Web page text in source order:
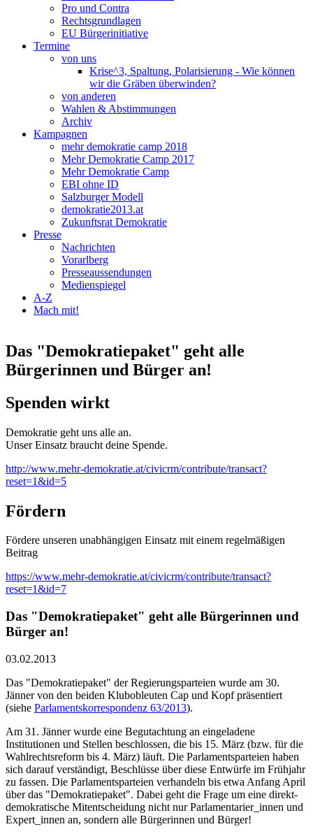
Pro und Contra
Rechtsgrundlagen
EU Bürgerinitiative
Termine
von uns
Krise^3, Spaltung, Polarisierung - Wie können
wir die Gräben überwinden?
von anderen
Wahlen & Abstimmungen
Archiv
Kampagnen
mehr demokratie camp 2018
Mehr Demokratie Camp 2017
Mehr Demokratie Camp
EBI ohne ID
Salzburger Modell
demokratie2013.at
Zukunftsrat Demokratie
Presse
Nachrichten
Vorarlberg
Presseaussendungen
Medienspiegel
A-Z
Mach mit!
Das "Demokratiepaket" geht alle
Bürgerinnen und Bürger an!
Spenden wirkt
Demokratie geht uns alle an.
Unser Einsatz braucht deine Spende.
http://www.mehr-demokratie.at/civicrm/contribute/transact?
reset=1&id=5
Fördern
Fördere unseren unabhängigen Einsatz mit einem regelmäßigen
Beitrag
https://www.mehr-demokratie.at/civicrm/contribute/transact?
reset=1&id=7
Das "Demokratiepaket" geht alle Bürgerinnen und
Bürger an!
03.02.2013
Das "Demokratiepaket" der Regierungsparteien wurde am 30.
Jänner von den beiden Klubobleuten Cap und Kopf präsentiert
(siehe Parlamentskorrespondenz 63/2013).
Am 31. Jänner wurde eine Begutachtung an eingeladene
Institutionen und Stellen beschlossen, die bis 15. März (bzw. für die
Wahlrechtsreform bis 4. März) läuft. Die Parlamentsparteien haben
sich darauf verständigt, Beschlüsse über diese Entwürfe im Frühjahr
zu fassen. Die Parlamentsparteien verhandeln bis etwa Anfang April
über das "Demokratiepaket". Dabei geht die Frage um eine direkt-
demokratische Mitentscheidung nicht nur Parlamentarier_innen und
Expert_innen an, sondern alle Bürgerinnen und Bürger!